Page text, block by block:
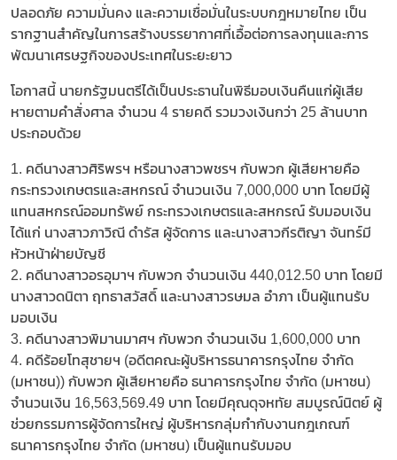
ปลอดภัย ความมั่นคง และความเชื่อมั่นในระบบกฎหมายไทย เป็น
รากฐานสำคัญในการสร้างบรรยากาศที่เอื้อต่อการลงทุนและการ
พัฒนาเศรษฐกิจของประเทศในระยะยาว
โอกาสนี้ นายกรัฐมนตรีได้เป็นประธานในพิธีมอบเงินคืนแก่ผู้เสีย
หายตามคำสั่งศาล จำนวน 4 รายคดี รวมวงเงินกว่า 25 ล้านบาท
ประกอบด้วย
1. คดีนางสาวศิริพรฯ หรือนางสาวพชรฯ กับพวก ผู้เสียหายคือ
กระทรวงเกษตรและสหกรณ์ จำนวนเงิน 7,000,000 บาท โดยมีผู้
แทนสหกรณ์ออมทรัพย์ กระทรวงเกษตรและสหกรณ์ รับมอบเงิน
ได้แก่ นางสาวภาวิณี ดำรัส ผู้จัดการ และนางสาวกีรติญา จันทร์มี
หัวหน้าฝ่ายบัญชี
2. คดีนางสาวอรอุมาฯ กับพวก จำนวนเงิน 440,012.50 บาท โดยมี
นางสาวดนิตา ฤทธาสวัสดิ์ และนางสาวรษมล อำภา เป็นผู้แทนรับ
มอบเงิน
3. คดีนางสาวพิมานมาศฯ กับพวก จำนวนเงิน 1,600,000 บาท
4. คดีร้อยโทสุชายฯ (อดีตคณะผู้บริหารธนาคารกรุงไทย จำกัด
(มหาชน)) กับพวก ผู้เสียหายคือ ธนาคารกรุงไทย จำกัด (มหาชน)
จำนวนเงิน 16,563,569.49 บาท โดยมีคุณดุจหทัย สมบูรณ์นิตย์ ผู้
ช่วยกรรมการผู้จัดการใหญ่ ผู้บริหารกลุ่มกำกับงานกฎเกณฑ์
ธนาคารกรุงไทย จำกัด (มหาชน) เป็นผู้แทนรับมอบ